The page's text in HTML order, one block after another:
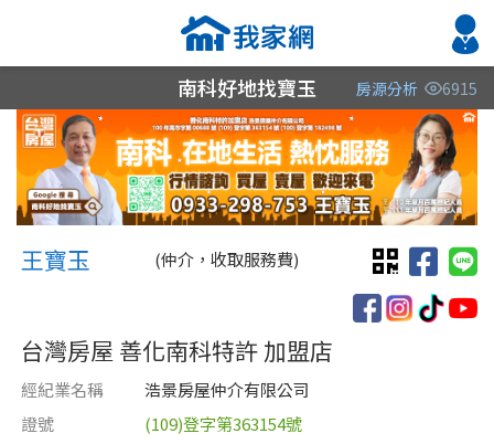
縣市
不限
區域
不限
縣市
不限
區域
不限
縣市
不限
區域
不限
南科好地找寶玉 房源分析 6915
王寶玉 王寶玉
王寶玉 (仲介，收取服務費)
台灣房屋 善化南科特許 加盟店
經紀業名稱
浩景房屋仲介有限公司
證號
(109)登字第363154號